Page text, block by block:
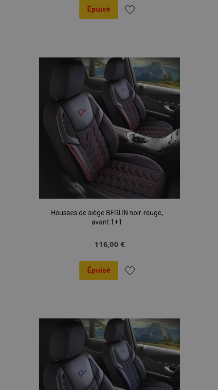
Épuisé
liste
d'achats
Housses de siège BERLIN noir-rouge,
avant 1+1
116,00 €
Épuisé
liste
d'achats